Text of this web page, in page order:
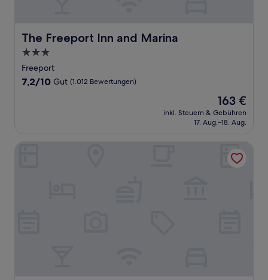
The Freeport Inn and Marina
The Freeport Inn and Marina
3.0-
Sterne-
Unterkunft
Freeport
7.2
7,2/10 Gut (1.012 Bewertungen)
Der
Preis
beträgt
163 €
inkl. Steuern & Gebühren
17. Aug.–18. Aug.